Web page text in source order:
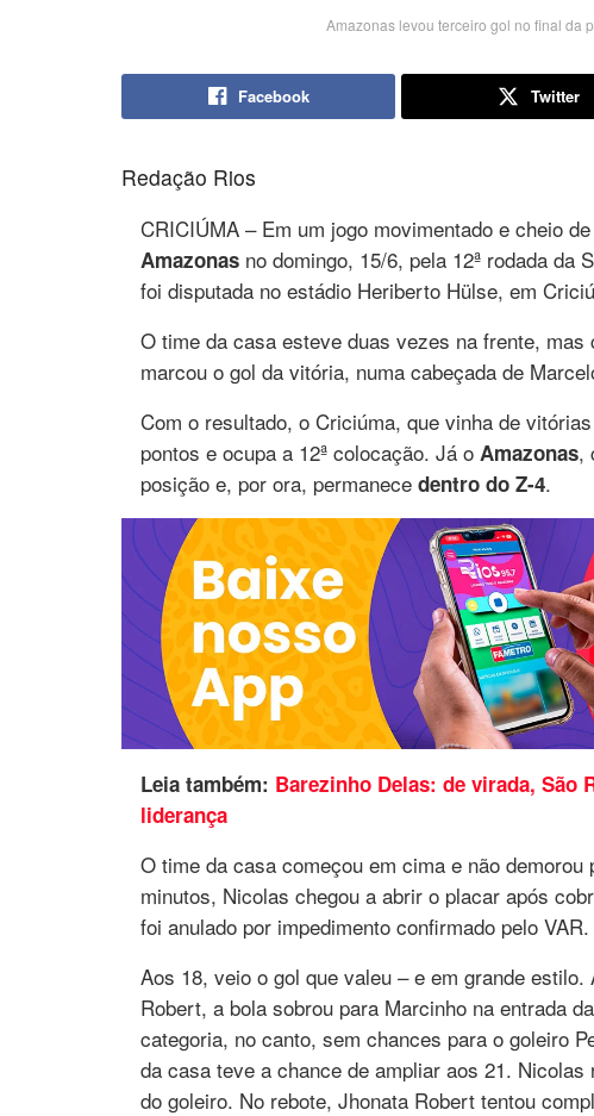
Amazonas levou terceiro gol no final da
Facebook Twitter
Redação Rios
CRICIÚMA – Em um jogo movimentado e cheio
Amazonas no domingo, 15/6, pela 12ª rodada da
foi disputada no estádio Heriberto Hülse, em
O time da casa esteve duas vezes na frente,
marcou o gol da vitória, numa cabeçada de
Com o resultado, o Criciúma, que vinha de
pontos e ocupa a 12ª colocação. Já o Amazonas,
posição e, por ora, permanece dentro do Z-4.
Leia também: Barezinho Delas: de virada, São
liderança
O time da casa começou em cima e não
minutos, Nicolas chegou a abrir o placar após
foi anulado por impedimento confirmado pelo VAR.
Aos 18, veio o gol que valeu – e em grande
Robert, a bola sobrou para Marcinho na entrada
categoria, no canto, sem chances para o goleiro
da casa teve a chance de ampliar aos 21.
do goleiro. No rebote, Jhonata Robert tentou